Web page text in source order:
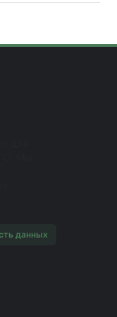
данных